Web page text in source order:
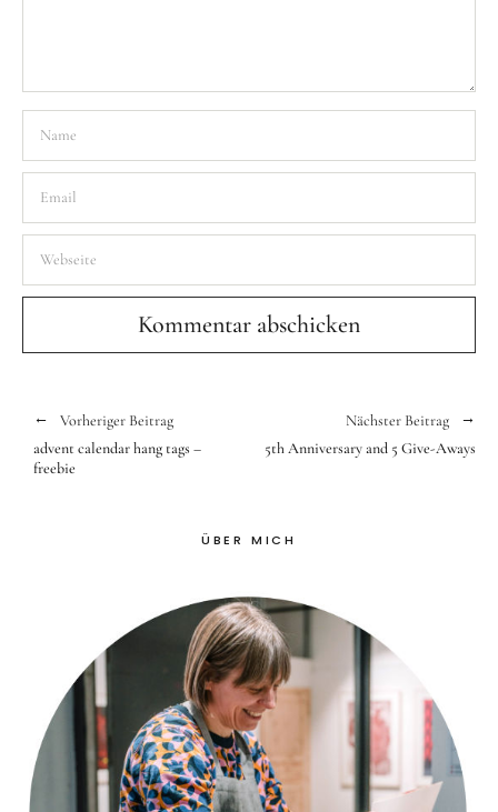
Vorheriger Beitrag
advent calendar hang tags –
freebie
Nächster Beitrag
5th Anniversary and 5 Give-Aways
ÜBER MICH